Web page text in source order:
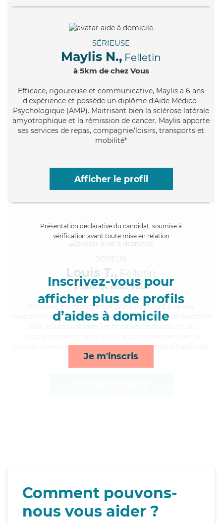
SÉRIEUSE
Maylis N., Felletin
à 5km de chez Vous
Efficace, rigoureuse et communicative, Maylis a 6 ans
d'expérience et possède un diplôme d'Aide Médico-
Psychologique (AMP). Maitrisant bien la sclérose latérale
amyotrophique et la rémission de cancer, Maylis apporte
ses services de repas, compagnie/loisirs, transports et
mobilité*
Afficher le profil
Présentation déclarative du candidat, soumise à
vérification avant toute mise en relation
Inscrivez-vous pour
afficher plus de profils
d’aides à domicile
Je m'inscris
JOYEUX
Louis T., Felletin
à 5km de chez Vous
, expérimenté et altruiste, Louis a 14 ans
d'expérience et possède un diplôme d'Etat d'aide-soignant
lessive/repassage, ménage, activités et toilette/habillage*
Comment pouvons-
nous vous aider ?